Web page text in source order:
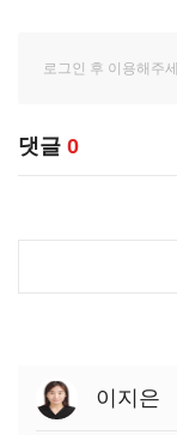
댓글 0
이지은